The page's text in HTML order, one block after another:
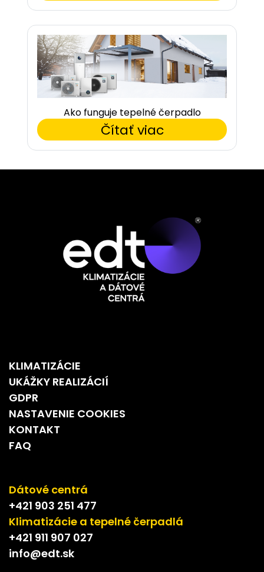
Ako funguje tepelné čerpadlo
Čítať viac
KLIMATIZÁCIE
UKÁŽKY REALIZÁCIÍ
GDPR
NASTAVENIE COOKIES
KONTAKT
FAQ
Dátové centrá
+421 903 251 477
Klimatizácie a tepelné čerpadlá
+421 911 907 027
info@edt.sk